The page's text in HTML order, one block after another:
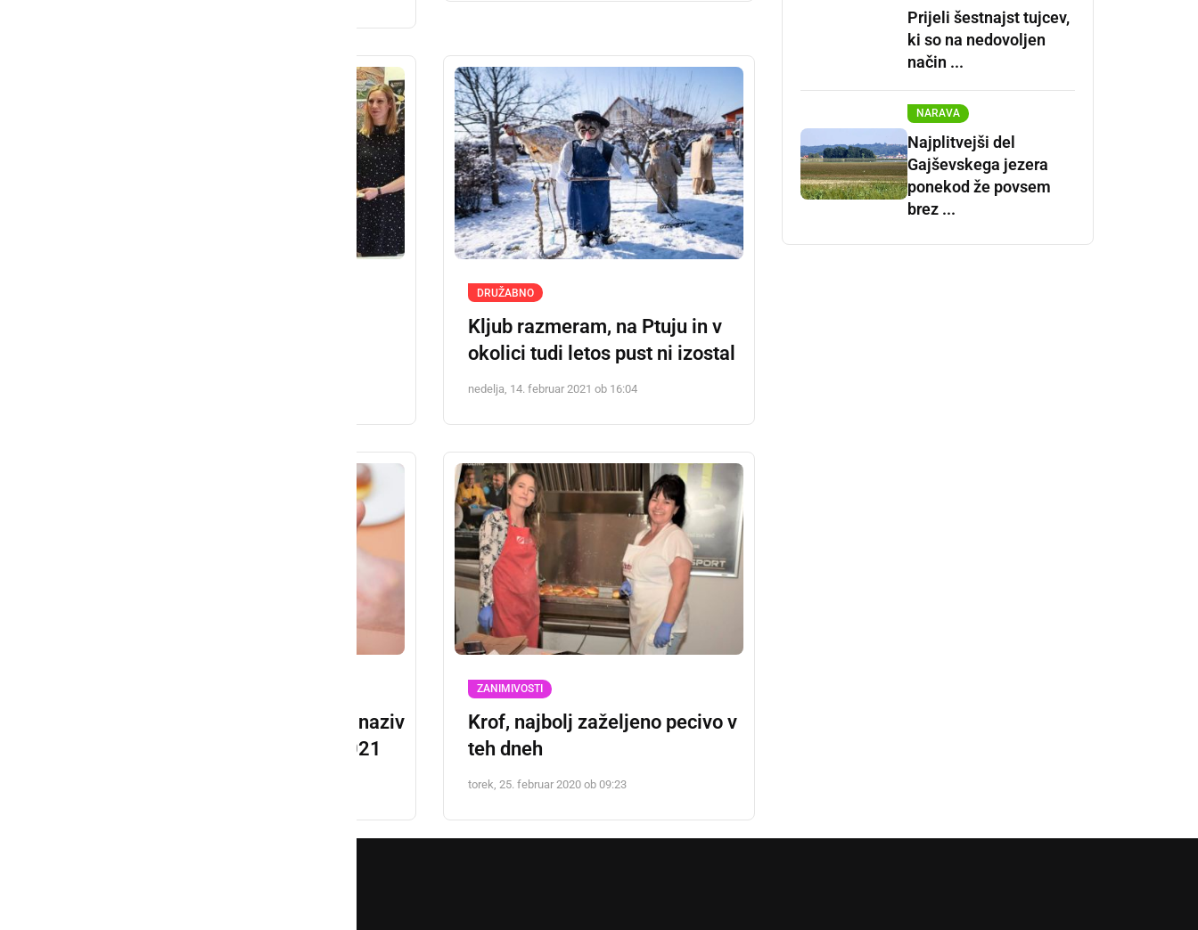
DRUŽABNO
Kljub razmeram, na Ptuju in v
okolici tudi letos pust ni izostal
nedelja, 14. februar 2021 ob 16:04
V Termah Banovci osvojili naziv
za 2. Naj krof Slovenije 2021
ZANIMIVOSTI
Krof, najbolj zaželjeno pecivo v
teh dneh
torek, 25. februar 2020 ob 09:23
Prijeli šestnajst tujcev,
ki so na nedovoljen
način ...
NARAVA
Najplitvejši del
Gajševskega jezera
ponekod že povsem
brez ...